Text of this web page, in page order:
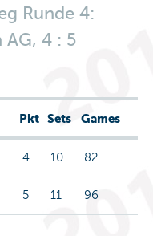
Runde 4:
4 : 5
Pkt Sets Games
4 10 82
5 11 96